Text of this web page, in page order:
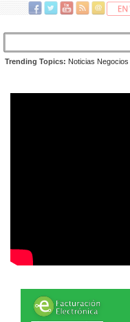
Trending Topics: Noticias Negocios